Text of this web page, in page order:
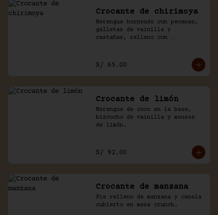
Crocante de chirimoya
Merengue horneado con pecanas,
galletas de vainilla y
castañas, relleno con
S/ 65.00
Crocante de limón
Merengue de coco en la base,
bizcocho de vainilla y mousse
de limón.
S/ 92.00
Crocante de manzana
Pie relleno de manzana y canela
cubierto en masa crunch.